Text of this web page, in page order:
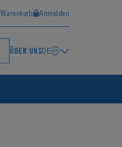
Warenkorb Anmelden
ÜBER UNSDE